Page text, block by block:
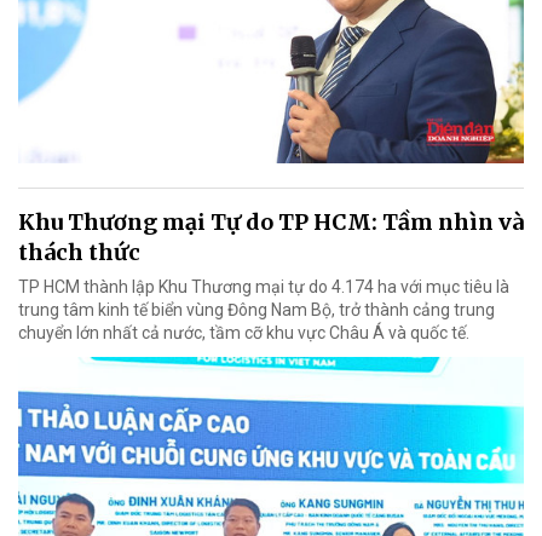
Khu Thương mại Tự do TP HCM: Tầm nhìn và
thách thức
TP HCM thành lập Khu Thương mại tự do 4.174 ha với mục tiêu là
trung tâm kinh tế biển vùng Đông Nam Bộ, trở thành cảng trung
chuyển lớn nhất cả nước, tầm cỡ khu vực Châu Á và quốc tế.